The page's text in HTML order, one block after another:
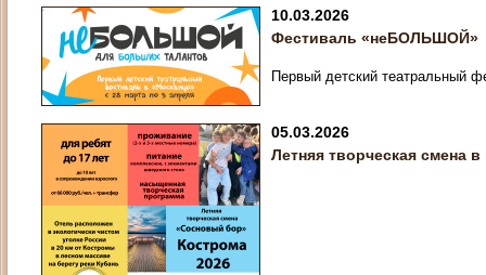
10.03.2026
Фестиваль «неБОЛЬШОЙ»
Первый детский театральный
05.03.2026
Летняя творческая смена